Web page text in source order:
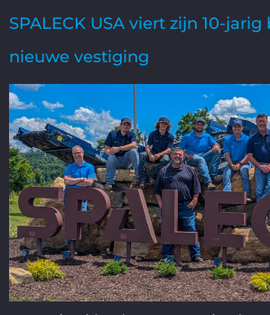
SPALECK USA viert zijn 10-
nieuwe vestiging